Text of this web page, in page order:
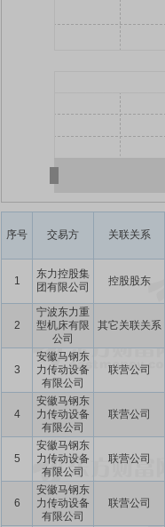
序号 交易方 关联关系
1
东力控股集
团有限公司
控股股东
2
宁波东力重
型机床有限
公司
其它关联关系
3
安徽马钢东
力传动设备
有限公司
联营公司
4
安徽马钢东
力传动设备
有限公司
联营公司
5
安徽马钢东
力传动设备
有限公司
联营公司
6
安徽马钢东
力传动设备
有限公司
联营公司